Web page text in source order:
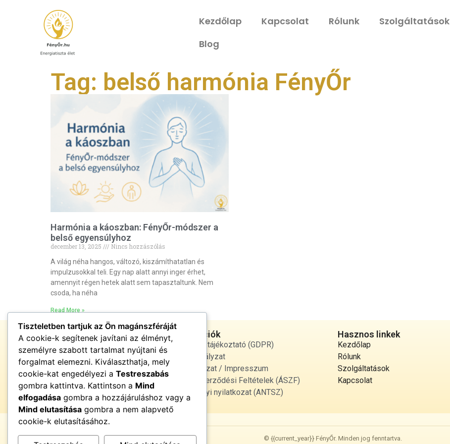
Kezdőlap Kapcsolat Rólunk
Szolgáltatások
Blog
Tag: belső harmónia FényŐr
Harmónia a káoszban: FényŐr-módszer a
belső egyensúlyhoz
december 13, 2025
Nincs hozzászólás
A világ néha hangos, változó, kiszámíthatatlan és
impulzusokkal teli. Egy nap alatt annyi inger érhet,
amennyit régen hetek alatt sem tapasztaltunk. Nem
csoda, ha néha
Read More »
Energiatiszta élet •
fényben és harmóniában
Jogi infórmációk
Adatvédelmi tájékoztató (GDPR)
cookie szabályzat
Jogi nyilatkozat / Impresszum
Általános Szerződési Feltételek (ÁSZF)
Egészségügyi nyilatkozat (ANTSZ)
Hasznos linkek
Kezdőlap
Rólunk
Szolgáltatások
Kapcsolat
© {{current_year}} FényŐr. Minden jog fenntartva.
Tiszteletben tartjuk az Ön magánszféráját
A cookie-k segítenek javítani az élményt,
személyre szabott tartalmat nyújtani és
forgalmat elemezni. Kiválaszthatja, mely
cookie-kat engedélyezi a Testreszabás
gombra kattintva. Kattintson a Mind
elfogadása gombra a hozzájáruláshoz vagy a
Mind elutasítása gombra a nem alapvető
cookie-k elutasításához.